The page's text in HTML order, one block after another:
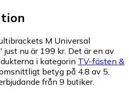
M Universal
nu är 199 kr. Det är en av
i kategorin TV-fästen &
betyg på 4.8 av 5.
från 9 butiker.